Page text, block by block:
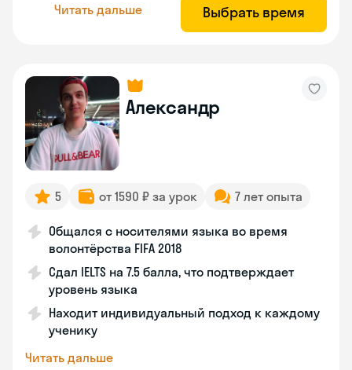
Читать дальше Выбрать время
Александр
5 от 1590 ₽ за урок 7 лет опыта
Общался с носителями языка во время
волонтёрства FIFA 2018
Сдал IELTS на 7.5 балла, что подтверждает
уровень языка
Находит индивидуальный подход к каждому
ученику
Читать дальше